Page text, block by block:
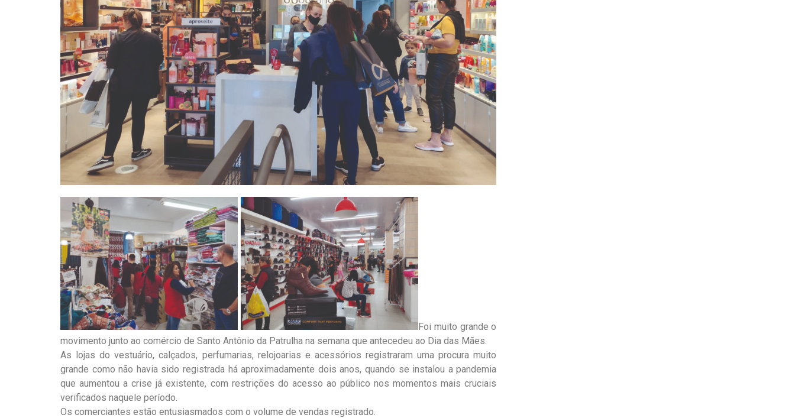
Foi muito grande o
movimento junto ao comércio de Santo Antônio da Patrulha na semana que antecedeu ao Dia das Mães.
As lojas do vestuário, calçados, perfumarias, relojoarias e acessórios registraram uma procura muito
grande como não havia sido registrada há aproximadamente dois anos, quando se instalou a pandemia
que aumentou a crise já existente, com restrições do acesso ao público nos momentos mais cruciais
verificados naquele período.
Os comerciantes estão entusiasmados com o volume de vendas registrado.